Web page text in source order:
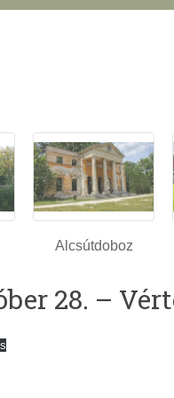
Alcsútdoboz
28. –